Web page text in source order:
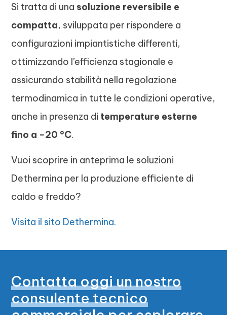
Si tratta di una soluzione reversibile e
compatta, sviluppata per rispondere a
configurazioni impiantistiche differenti,
ottimizzando l’efficienza stagionale e
assicurando stabilità nella regolazione
termodinamica in tutte le condizioni operative,
anche in presenza di temperature esterne
fino a −20 °C.
Vuoi scoprire in anteprima le soluzioni
Dethermina per la produzione efficiente di
caldo e freddo?
Visita il sito Dethermina.
Contatta oggi un nostro
consulente tecnico